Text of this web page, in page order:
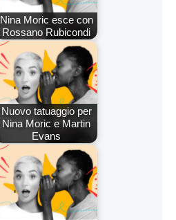
Nina Moric esce con
Rossano Rubicondi
Nuovo tatuaggio per
Nina Moric e Martin
Evans